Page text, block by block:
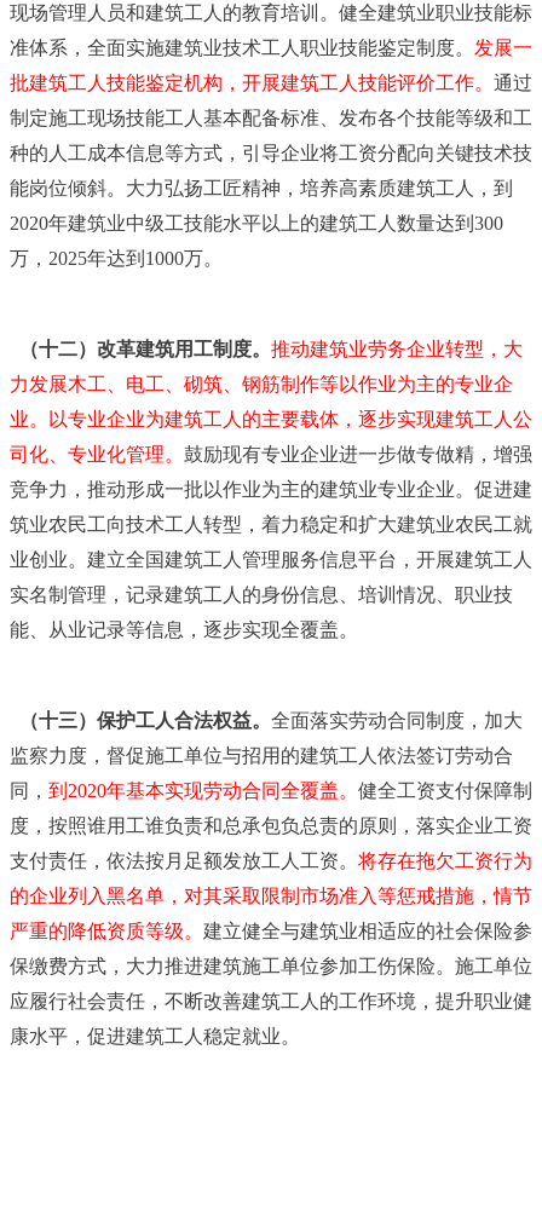
现场管理人员和建筑工人的教育培训。健全建筑业职业技能标
准体系，全面实施建筑业技术工人职业技能鉴定制度。 发展一
批建筑工人技能鉴定机构，开展建筑工人技能评价工作。 通过
制定施工现场技能工人基本配备标准、发布各个技能等级和工
种的人工成本信息等方式，引导企业将工资分配向关键技术技
能岗位倾斜。大力弘扬工匠精神，培养高素质建筑工人，到
2020年建筑业中级工技能水平以上的建筑工人数量达到300
万，2025年达到1000万。
（十二）改革建筑用工制度。 推动建筑业劳务企业转型，大
力发展木工、电工、砌筑、钢筋制作等以作业为主的专业企
业。以专业企业为建筑工人的主要载体，逐步实现建筑工人公
司化、专业化管理。 鼓励现有专业企业进一步做专做精，增强
竞争力，推动形成一批以作业为主的建筑业专业企业。促进建
筑业农民工向技术工人转型，着力稳定和扩大建筑业农民工就
业创业。建立全国建筑工人管理服务信息平台，开展建筑工人
实名制管理，记录建筑工人的身份信息、培训情况、职业技
能、从业记录等信息，逐步实现全覆盖。
（十三）保护工人合法权益。 全面落实劳动合同制度，加大
监察力度，督促施工单位与招用的建筑工人依法签订劳动合
同， 到2020年基本实现劳动合同全覆盖。 健全工资支付保障制
度，按照谁用工谁负责和总承包负总责的原则，落实企业工资
支付责任，依法按月足额发放工人工资。 将存在拖欠工资行为
的企业列入黑名单，对其采取限制市场准入等惩戒措施，情节
严重的降低资质等级。 建立健全与建筑业相适应的社会保险参
保缴费方式，大力推进建筑施工单位参加工伤保险。施工单位
应履行社会责任，不断改善建筑工人的工作环境，提升职业健
康水平，促进建筑工人稳定就业。